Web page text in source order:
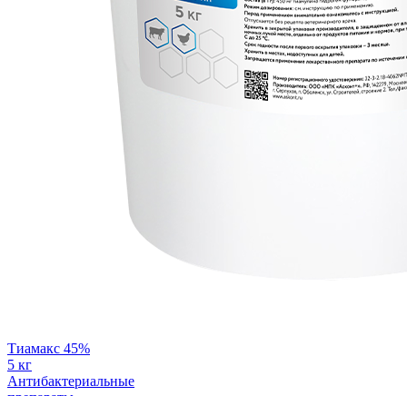
Тиамакс 45%
5 кг
Антибактериальные